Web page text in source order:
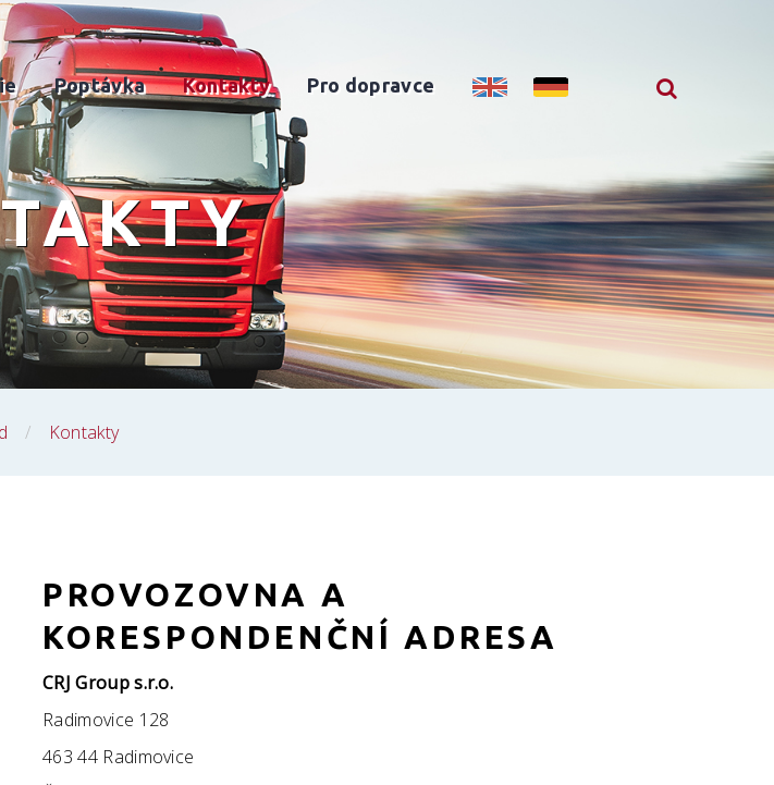
Poptávka Kontakty Pro dopravce
Kontakty
PROVOZOVNA A
KORESPONDENČNÍ ADRESA
CRJ Group s.r.o.
Radimovice 128
463 44 Radimovice